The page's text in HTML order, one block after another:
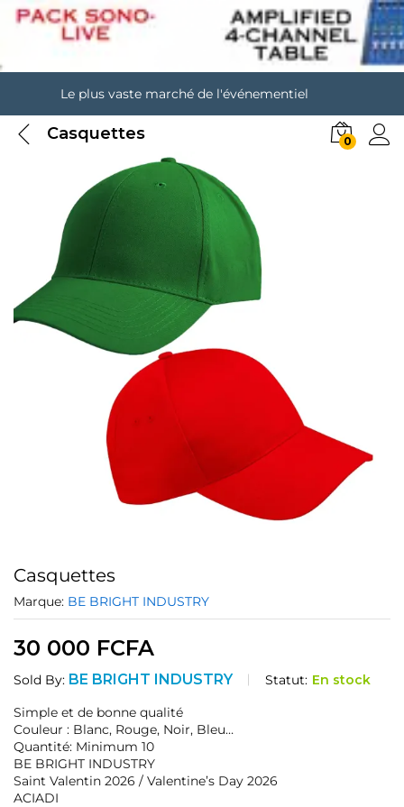
Le plus vaste marché de l'événementiel
Casquettes 0
Casquettes
Marque: BE BRIGHT INDUSTRY
30 000 FCFA
Sold By: BE BRIGHT INDUSTRY Statut: En stock
Simple et de bonne qualité
Couleur : Blanc, Rouge, Noir, Bleu…
Quantité: Minimum 10
BE BRIGHT INDUSTRY
Saint Valentin 2026 / Valentine’s Day 2026
ACIADI